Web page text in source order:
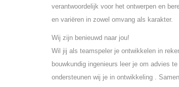
verantwoordelijk voor het ontwerpen en
en variëren in zowel omvang als karakter.
Wij zijn benieuwd naar jou!
Wil jij als teamspeler je ontwikkelen in
bouwkundig ingenieurs leer je om advies
ondersteunen wij je in ontwikkeling .